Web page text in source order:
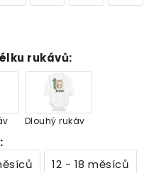
rukávů:
Dlouhý rukáv
:
12 - 18 měsíců